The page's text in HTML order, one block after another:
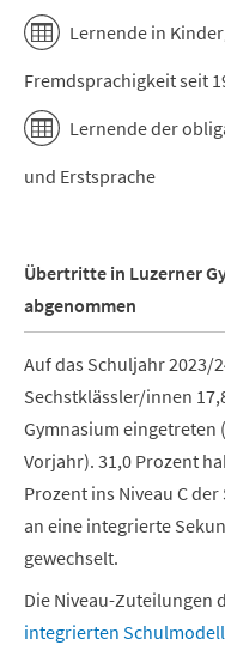
Lernende in
Fremdsprachigkeit seit
Lernende der
und Erstsprache
Übertritte in Luzerner
abgenommen
Auf das Schuljahr 2023/
Sechstklässler/innen
Gymnasium eingetreten
Vorjahr). 31,0 Prozent
Prozent ins Niveau C
an eine integrierte
gewechselt.
Die Niveau-Zuteilungen
integrierten Schulmodell